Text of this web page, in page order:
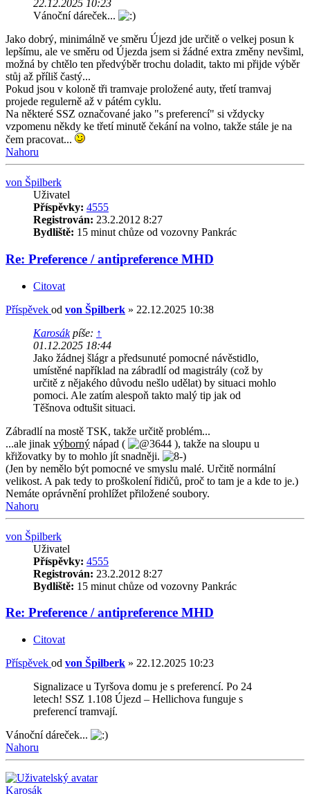
22.12.2025 10:23
Vánoční dáreček...
Jako dobrý, minimálně ve směru Újezd jde určitě o velkej posun k
lepšímu, ale ve směru od Újezda jsem si žádné extra změny nevšiml,
možná by chtělo ten předvýběr trochu doladit, takto mi přijde výběr
stůj až příliš častý...
Pokud jsou v koloně tři tramvaje proložené auty, třetí tramvaj
projede regulerně až v pátém cyklu.
Na některé SSZ označované jako "s preferencí" si vždycky
vzpomenu někdy ke třetí minutě čekání na volno, takže stále je na
čem pracovat...
Nahoru
von Špilberk
Uživatel
Příspěvky: 4555
Registrován: 23.2.2012 8:27
Bydliště: 15 minut chůze od vozovny Pankrác
Re: Preference / antipreference MHD
Citovat
Příspěvek od von Špilberk » 22.12.2025 10:38
Karosákpíše: ↑
01.12.2025 18:44
Jako žádnej šlágr a předsunuté pomocné návěstidlo,
umístěné například na zábradlí od magistrály (což by
určitě z nějakého důvodu nešlo udělat) by situaci mohlo
pomoci. Ale zatím alespoň takto malý tip jak od
Těšnova odtušit situaci.
Zábradlí na mostě TSK, takže určitě problém...
...ale jinak výborný nápad (
), takže na sloupu u
křižovatky by to mohlo jít snadněji.
(Jen by nemělo být pomocné ve smyslu malé. Určitě normální
velikost. A pak tedy to proškolení řidičů, proč to tam je a kde to je.)
Nemáte oprávnění prohlížet přiložené soubory.
Nahoru
von Špilberk
Uživatel
Příspěvky: 4555
Registrován: 23.2.2012 8:27
Bydliště: 15 minut chůze od vozovny Pankrác
Re: Preference / antipreference MHD
Citovat
Příspěvek od von Špilberk » 22.12.2025 10:23
Signalizace u Tyršova domu je s preferencí. Po 24
letech! SSZ 1.108 Újezd – Hellichova funguje s
preferencí tramvají.
Vánoční dáreček...
Nahoru
Karosák